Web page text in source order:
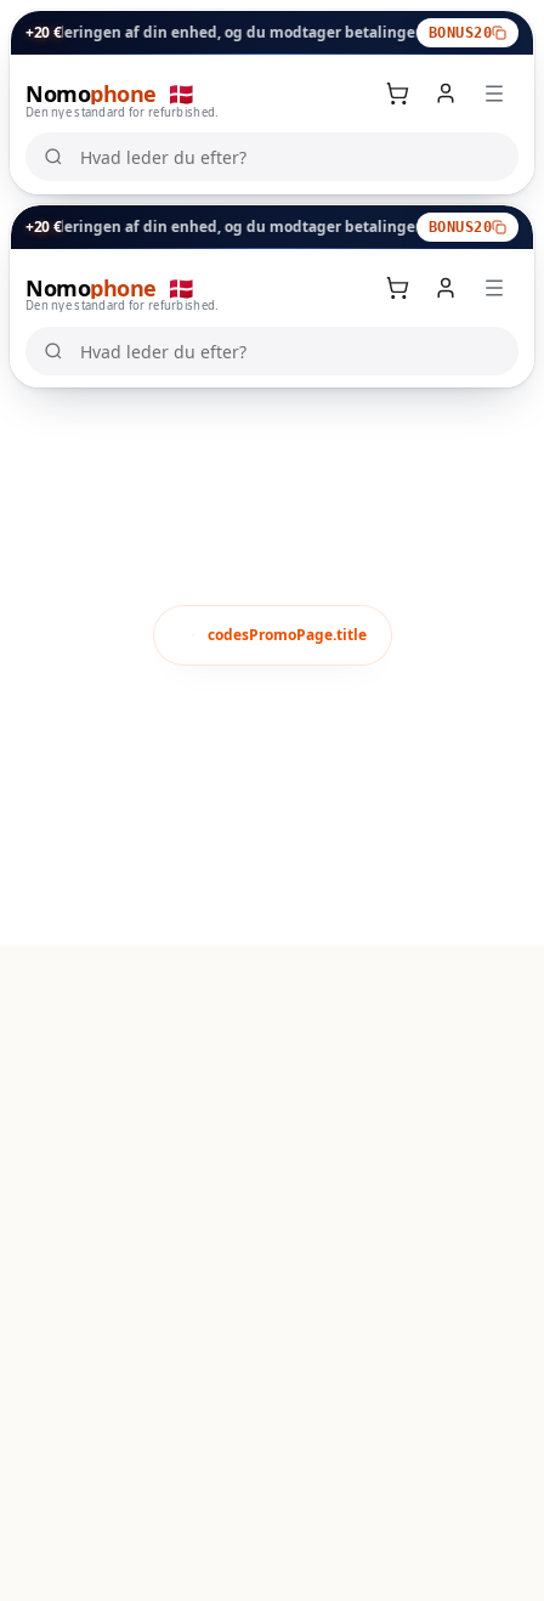
+20 € af din enhed, og du modtager betalingen inden for 24 timer.
BONUS20
Nomophone
Den nye standard for refurbished.
🇩🇰
Hvad leder du efter?
Hvad leder du efter?
+20 € af din enhed, og du modtager betalingen inden for 24 timer.
BONUS20
Nomophone
Den nye standard for refurbished.
🇩🇰
Kurv
Hvad leder du efter?
Hvad leder du efter?
codesPromoPage.title